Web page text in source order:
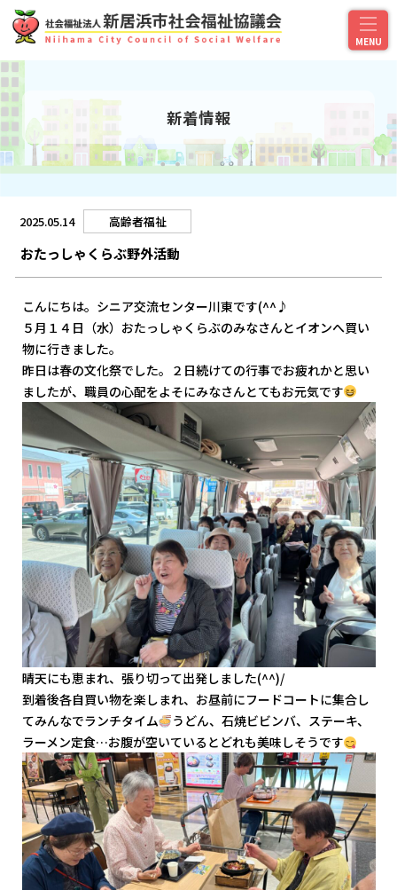
新着情報
2025.05.14 高齢者福祉
おたっしゃくらぶ野外活動
こんにちは。シニア交流センター川東です(^^♪
５月１４日（水）おたっしゃくらぶのみなさんとイオンへ買い
物に行きました。
昨日は春の文化祭でした。２日続けての行事でお疲れかと思い
ましたが、職員の心配をよそにみなさんとてもお元気です
晴天にも恵まれ、張り切って出発しました(^^)/
到着後各自買い物を楽しまれ、お昼前にフードコートに集合し
てみんなでランチタイム
うどん、石焼ビビンバ、ステーキ、
ラーメン定食…お腹が空いているとどれも美味しそうです